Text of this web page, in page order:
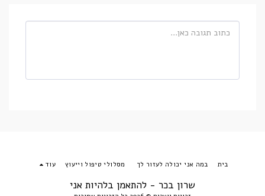
שרון בכר - להתאמן בלהיות אני
בית במה אני יכולה לעזור לך מסלולי טיפול וייעוץ עוד